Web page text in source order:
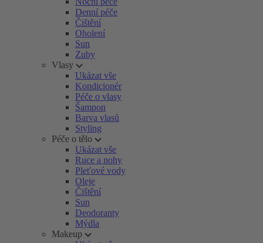
Denní péče
Čištění
Oholení
Sun
Zuby
Vlasy
Ukázat vše
Kondicionér
Péče o vlasy
Šampon
Barva vlasů
Styling
Péče o tělo
Ukázat vše
Ruce a nohy
Pleťové vody
Oleje
Čištění
Sun
Deodoranty
Mýdla
Makeup